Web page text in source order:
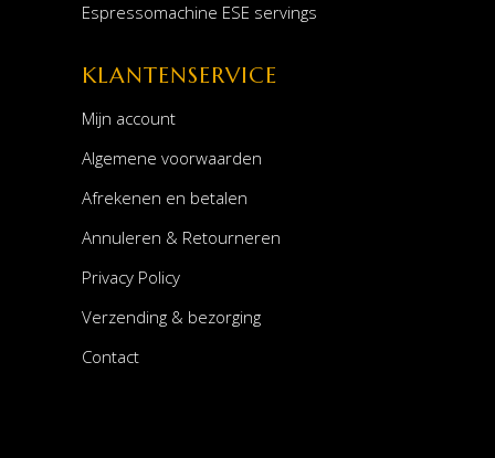
Espressomachine ESE servings
KLANTENSERVICE
Mijn account
Algemene voorwaarden
Afrekenen en betalen
Annuleren & Retourneren
Privacy Policy
Verzending & bezorging
Contact